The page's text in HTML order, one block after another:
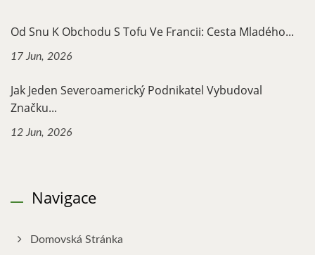
Od Snu K Obchodu S Tofu Ve Francii: Cesta Mladého...
17 Jun, 2026
Jak Jeden Severoamerický Podnikatel Vybudoval
Značku...
12 Jun, 2026
Navigace
Domovská Stránka